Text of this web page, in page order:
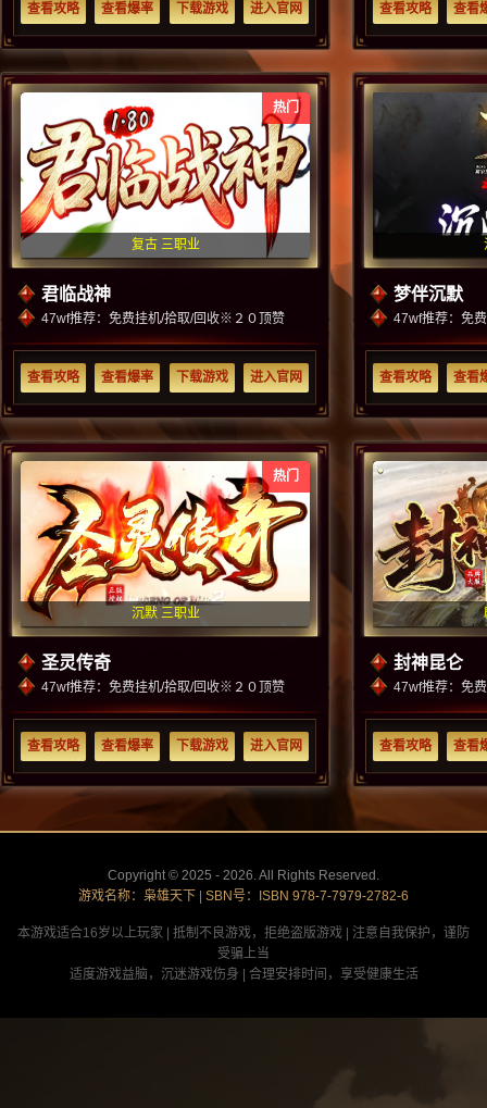
查看攻略 查看爆率 下载游戏 进入官网 查看攻略 查看
热门
复古 三职业
君临战神
47wf推荐：免费挂机/拾取/回收※２０顶赞
查看攻略 查看爆率 下载游戏 进入官网
梦伴沉默
47wf推荐：免
查看攻略 查看
热门
沉默 三职业
圣灵传奇
47wf推荐：免费挂机/拾取/回收※２０顶赞
查看攻略 查看爆率 下载游戏 进入官网
封神昆仑
47wf推荐：免
查看攻略 查看
Copyright © 2025 - 2026. All Rights Reserved.
游戏名称：枭雄天下
SBN号：ISBN 978-7-7979-2782-6
本游戏适合16岁以上玩家 | 抵制不良游戏，拒绝盗版游戏 | 注意自我保护，谨防
受骗上当
适度游戏益脑，沉迷游戏伤身 | 合理安排时间，享受健康生活